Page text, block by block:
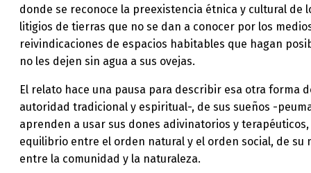
donde se reconoce la preexistencia étnica y cultural
litigios de tierras que no se dan a conocer por los
reivindicaciones de espacios habitables que hagan
no les dejen sin agua a sus ovejas.
El relato hace una pausa para describir esa otra forma
autoridad tradicional y espiritual-, de sus sueños -
aprenden a usar sus dones adivinatorios y
equilibrio entre el orden natural y el orden social, de
entre la comunidad y la naturaleza.